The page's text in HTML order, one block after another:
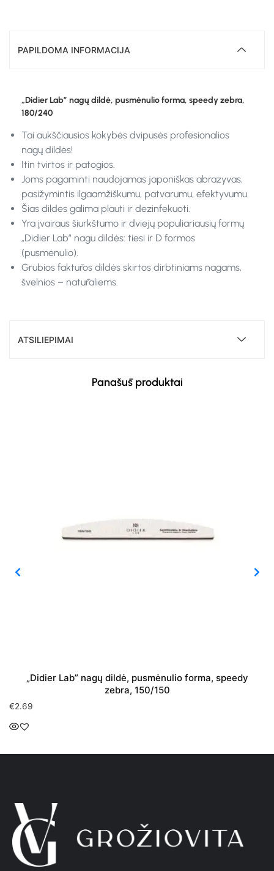
PAPILDOMA INFORMACIJA
„Didier Lab” nagų dildė, pusmėnulio forma, speedy zebra,
180/240
Tai aukščiausios kokybės dvipusės profesionalios
nagų dildės!
Itin tvirtos ir patogios.
Joms pagaminti naudojamas japoniškas abrazyvas,
pasižymintis ilgaamžiškumu, patvarumu, efektyvumu.
Šias dildes galima plauti ir dezinfekuoti.
Yra įvairaus šiurkštumo ir dviejų populiariausių formų
„Didier Lab” nagu dildės: tiesi ir D formos
(pusmėnulio).
Grubios faktūros dildės skirtos dirbtiniams nagams,
švelnios – natūraliems.
ATSILIEPIMAI
Panašūs produktai
„Didier Lab” nagų dildė, pusmėnulio forma, speedy
zebra, 150/150
€2.69